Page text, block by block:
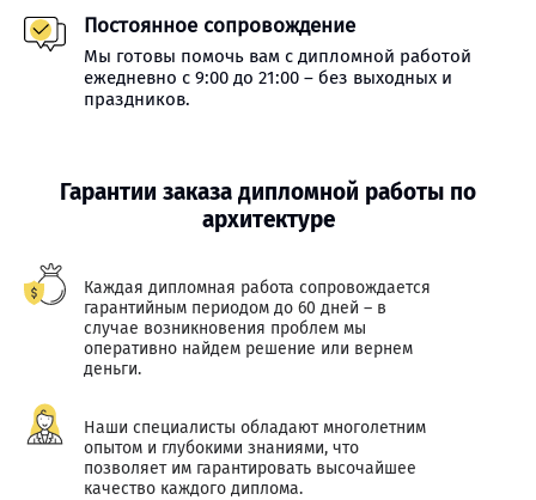
Постоянное сопровождение
Мы готовы помочь вам с дипломной работой
ежедневно с 9:00 до 21:00 – без выходных и
праздников.
Гарантии заказа дипломной работы по
архитектуре
Каждая дипломная работа сопровождается
гарантийным периодом до 60 дней – в
случае возникновения проблем мы
оперативно найдем решение или вернем
деньги.
Наши специалисты обладают многолетним
опытом и глубокими знаниями, что
позволяет им гарантировать высочайшее
качество каждого диплома.